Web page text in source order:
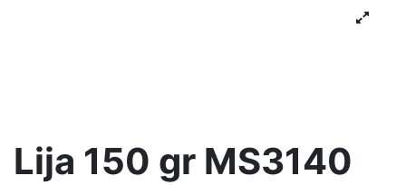
Lija 150 gr MS3140